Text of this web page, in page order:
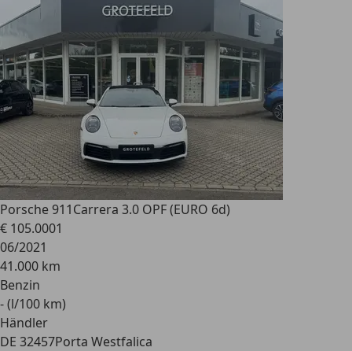
Porsche 911Carrera 3.0 OPF (EURO 6d)
€ 105.0001
06/2021
41.000 km
Benzin
- (l/100 km)
Händler
DE 32457Porta Westfalica